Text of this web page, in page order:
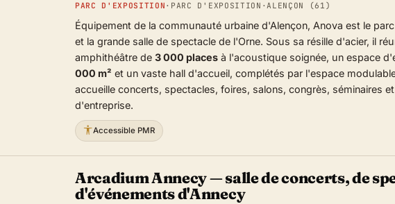
PARC D'EXPOSITION · PARC D'EXPOSITION ·ALENÇON (61)
Équipement de la communauté urbaine d'Alençon, Anova est le
et la grande salle de spectacle de l'Orne. Sous sa résille d'acier, il
amphithéâtre de 3 000 places à l'acoustique soignée, un espace
000 m² et un vaste hall d'accueil, complétés par l'espace
accueille concerts, spectacles, foires, salons, congrès, séminaires
d'entreprise.
Accessible PMR
Arcadium Annecy — salle de concerts, de
d'événements d'Annecy